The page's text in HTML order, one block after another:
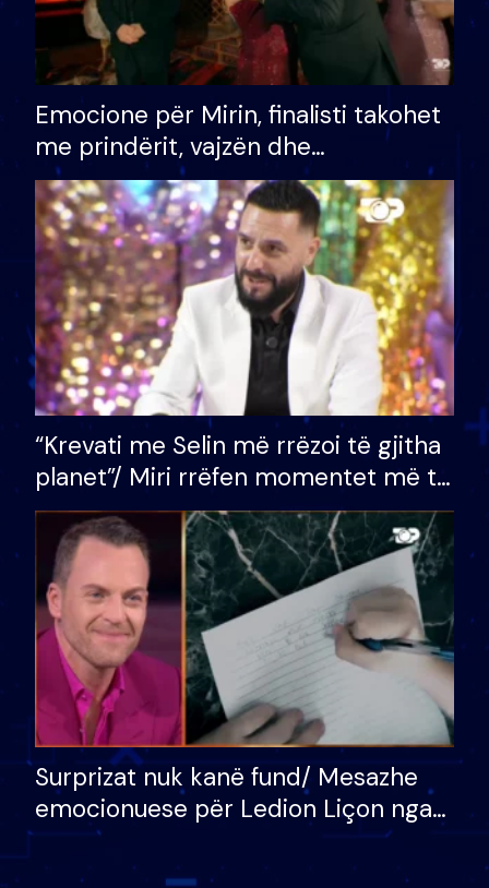
Emocione për Mirin, finalisti takohet
me prindërit, vajzën dhe
bashkëshorten: S’kemi ndonjë letër
divorci apo jo?
“Krevati me Selin më rrëzoi të gjitha
planet”/ Miri rrëfen momentet më të
bukura në shtëpinë e BB VIP: Do më
mungojë zilja e mëngjesit kur…
Surprizat nuk kanë fund/ Mesazhe
emocionuese për Ledion Liçon nga
nëna dhe fëmijët e tij, moderatori
nuk i mban dot lotët: Nuk meritoj…